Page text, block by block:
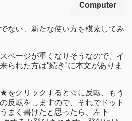
Computer
ない、新たな使い方を模索してみ
ページが重くなりそうなので、イ
られた方は"続き"に本文がありま
をクリックすると☆に反転、もう
反転をしますので、それでドット
まく書けたと思ったら、左下